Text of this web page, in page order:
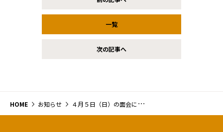
一覧
次の記事へ
HOME お知らせ ４月５日（日）の面会について